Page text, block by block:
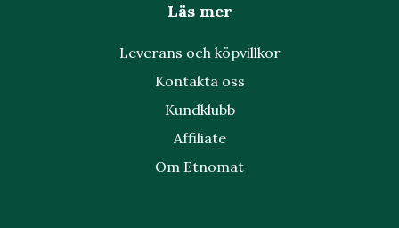
Läs mer
Leverans och köpvillkor
Kontakta oss
Kundklubb
Affiliate
Om Etnomat